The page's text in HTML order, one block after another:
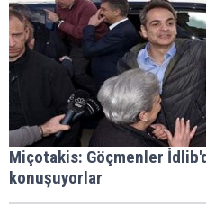
Miçotakis: Göçmenler
konuşuyorlar